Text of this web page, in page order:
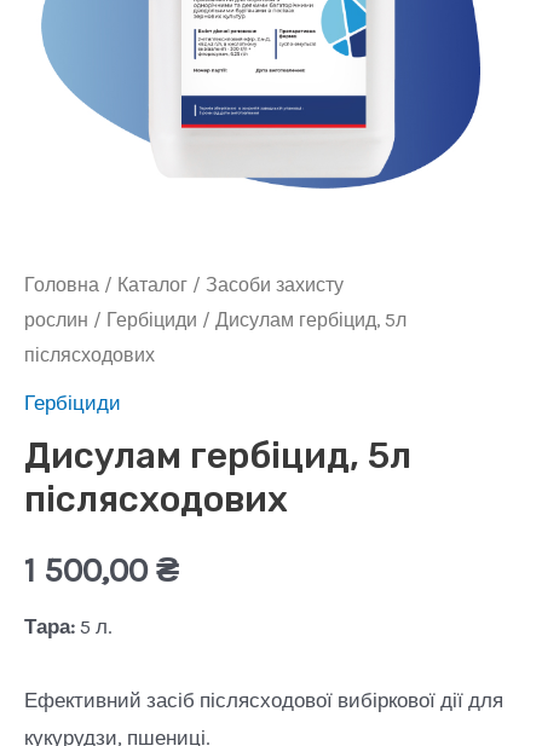
Головна / Каталог / Засоби захисту
рослин / Гербіциди / Дисулам гербіцид, 5л
післясходових
Гербіциди
Дисулам гербіцид, 5л
післясходових
1 500,00₴
Тара: 5 л.
Ефективний засіб післясходової вибіркової дії для
кукурудзи, пшениці.